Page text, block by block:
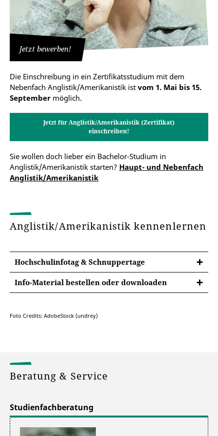
Jetzt bewerben!
Die Einschreibung in ein Zertifikatsstudium mit dem
Nebenfach Anglistik/Amerikanistik ist vom 1. Mai bis 15.
September möglich.
Jetzt für Anglistik/Amerikanistik (Zertifikat)
einschreiben!
Sie wollen doch lieber ein Bachelor-Studium in
Anglistik/Amerikanistik starten? Haupt- und Nebenfach
Anglistik/Amerikanistik
Anglistik/Amerikanistik kennenlernen
Hochschulinfotag & Schnuppertage
Info-Material bestellen oder downloaden
Foto Credits: AdobeStock (undrey)
Beratung & Service
Studienfachberatung